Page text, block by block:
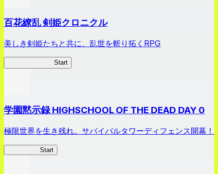
百花繚乱 剣姫クロニクル
美しき剣姫たちと共に、乱世を斬り拓くRPG
Start
学園黙示録 HIGHSCHOOL OF THE DEAD DAY 0
極限世界を生き残れ。サバイバルタワーディフェンス開幕！
Start